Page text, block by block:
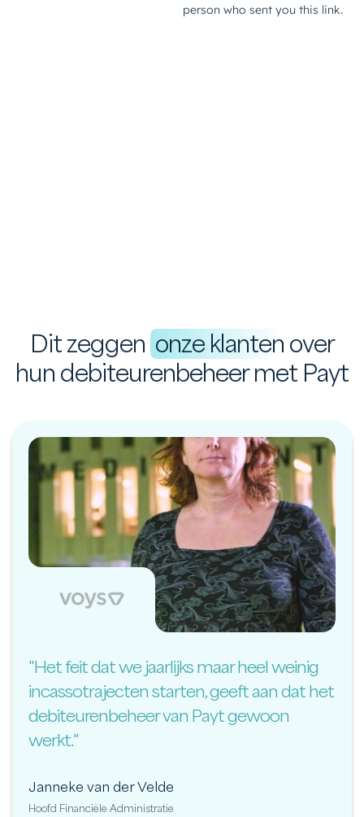
Dit zeggen onze klanten over
hun debiteurenbeheer met Payt
"Het feit dat we jaarlijks maar heel weinig
incassotrajecten starten, geeft aan dat het
debiteurenbeheer van Payt gewoon
werkt."
Janneke van der Velde
Hoofd Financiële Administratie